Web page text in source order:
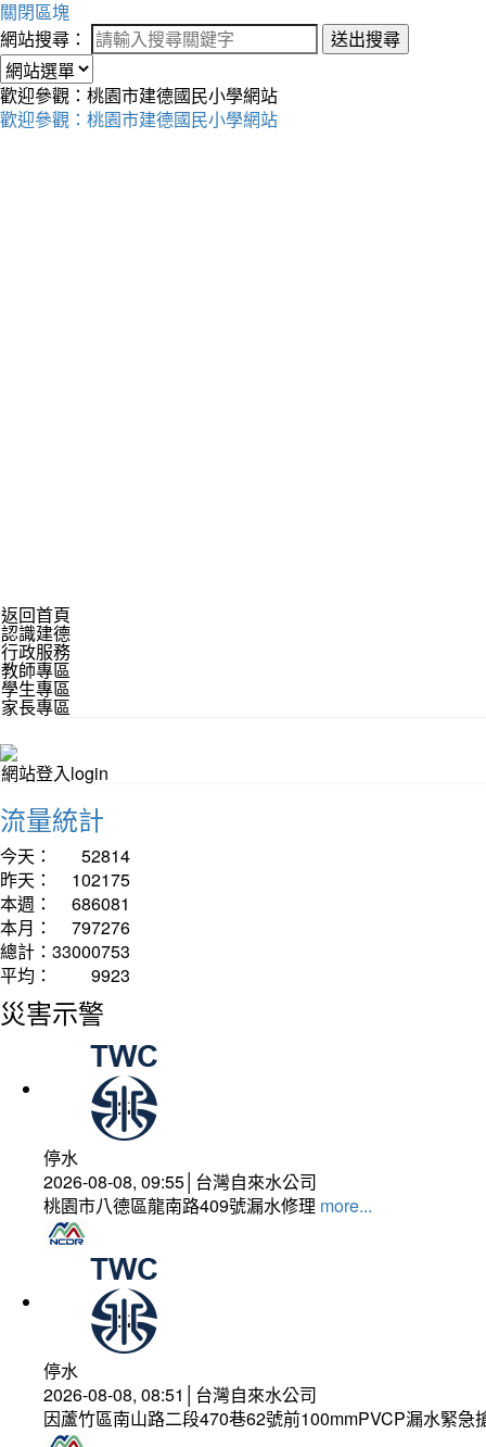
關閉區塊
網站搜尋：
送出搜尋
歡迎參觀：桃園市建德國民小學網站
歡迎參觀：桃園市建德國民小學網站
返回首頁
認識建德
行政服務
教師專區
學生專區
家長專區
網站登入login
流量統計
今天：
52814
昨天：
102175
本週：
686081
本月：
797276
總計： 33000753
平均：
9923
災害示警
停水
2026-08-08, 09:55│台灣自來水公司
桃園市八德區龍南路409號漏水修理 more...
停水
2026-08-08, 08:51│台灣自來水公司
因蘆竹區南山路二段470巷62號前100mmPVCP漏水緊急